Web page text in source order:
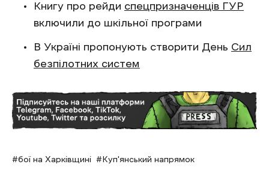
Книгу про рейди спецпризначенців ГУР
включили до шкільної програми
В Україні пропонують створити День Сил
безпілотних систем
бої на Харківщині
Куп'янський напрямок